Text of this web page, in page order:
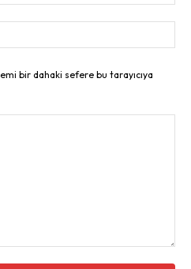
bir dahaki sefere bu tarayıcıya